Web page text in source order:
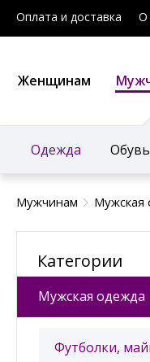
Оплата и доставка О
Женщинам
Одежда Обувь
Мужчинам Мужская
Категории
Мужская одежда
Футболки,